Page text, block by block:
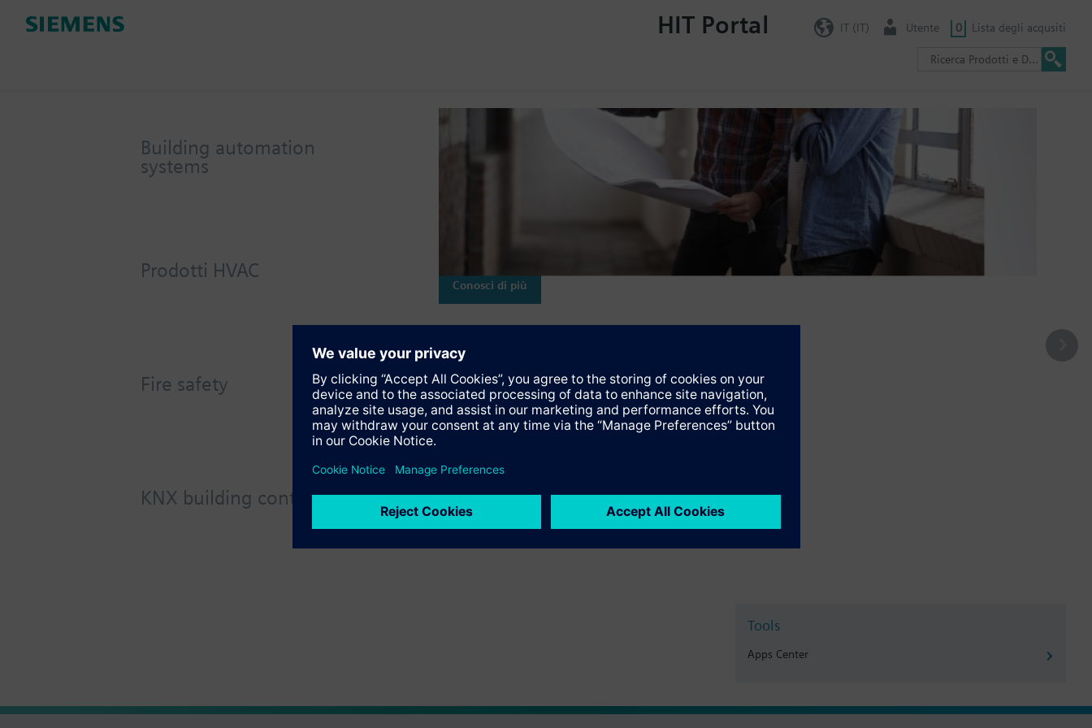
HIT Portal IT (IT) Utente 0 Lista degli acqusiti
Building automation
systems
Prodotti HVAC
Fire safety
KNX building control
HIT fornisce un facile accesso alle informazioni sui
prodotti
Aiuta l'utente a selezionare i prodotti in base alle sue caratteristiche e ordinarli tramite
Conosci di più
Tools
Apps Center